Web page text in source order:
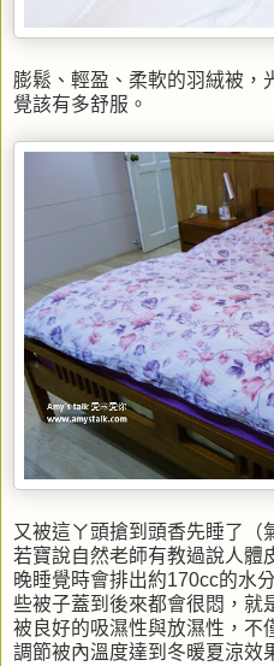
膨鬆、輕盈、柔軟的羽絨被，
覺該有多舒服。
又被這ㄚ頭搶到頭香先睡了（
若寶說自然老師有教過說人體
晚睡覺時會排出約170cc的水
些被子蓋到後來都會很悶，就
被良好的吸濕性與放濕性，不
調節被內溫度達到冬暖夏涼效